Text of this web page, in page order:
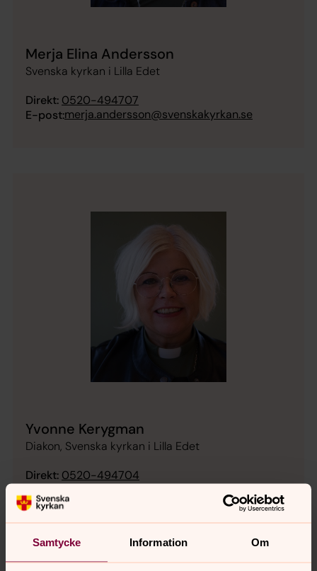
Samtycke Information Om
Merja Elina Andersson
Svenska kyrkan i Lilla Edet
Direkt: 0520-494707
E-post:merja.andersson@svenskakyrkan.se
Yvonne Kerygman
Diakon, Svenska kyrkan i Lilla Edet
Direkt: 0520-494704
yvonne.kerygman@svenskakyrkan.se